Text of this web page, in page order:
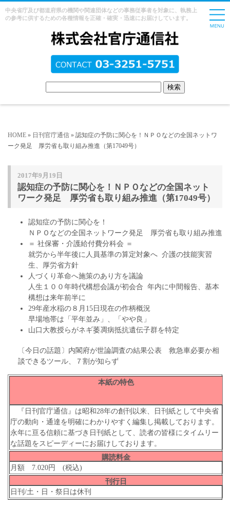
中央省庁及び都道府県の機関や関連団体などの事務従事者を対象に、執務上
の参考に供するための各種情報を正確・確実・迅速にお届けしています。
HOME » 日刊官庁通信 » 認知症の予防に関心を！ＮＰＯなどの全国ネットワ
ーク発足 厚労省も取り組み推進（第17049号）
2017年9月19日
認知症の予防に関心を！ＮＰＯなどの全国ネット
ワーク発足 厚労省も取り組み推進（第17049号）
認知症の予防に関心を！
ＮＰＯなどの全国ネットワーク発足 厚労省も取り組み推進
＝ 社保審・介護給付費分科会 ＝
就労から半年後に人員基準の算定対象へ 介護の技能実習
生、厚労省方針
人づくり革命へ施策のあり方を議論
人生１００年時代構想会議が初会合 年内に中間報告、基本
構想は来年前半に
29年産水稲の８月15日現在の作柄概況
早場地帯は「平年並み」、「やや良」
山口大教授らがネギ萎凋病抵抗遺伝子群を特定
〔今日の話題〕内閣府が世論調査の結果公表 救急車必要か相
談できるツール、７割が知らず
本紙の特色
『日刊官庁通信』は昭和28年の創刊以来、日刊紙として中央省
庁の動向・通達を明確にわかりやすく編集し掲載しております。
永年に亘る信頼に基づき日刊紙として、読者の皆様にタイムリー
な話題をスピーディーにお届けしております。
購読料金
月額 7.020円 (税込)
刊行日
日刊/土・日・祭日は休刊